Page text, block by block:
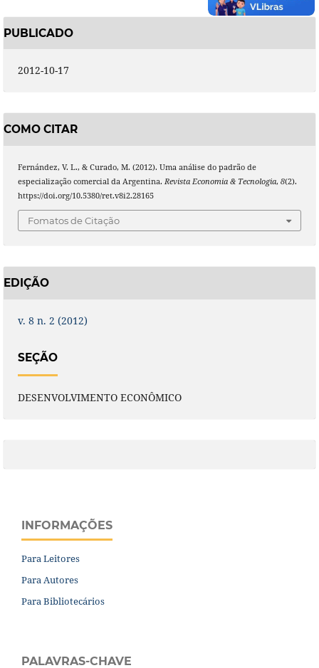
PUBLICADO
2012-10-17
COMO CITAR
Fernández, V. L., & Curado, M. (2012). Uma análise do padrão de
especialização comercial da Argentina. Revista Economia & Tecnologia, 8(2).
https://doi.org/10.5380/ret.v8i2.28165
Fomatos de Citação
EDIÇÃO
v. 8 n. 2 (2012)
SEÇÃO
DESENVOLVIMENTO ECONÔMICO
INFORMAÇÕES
Para Leitores
Para Autores
Para Bibliotecários
PALAVRAS-CHAVE